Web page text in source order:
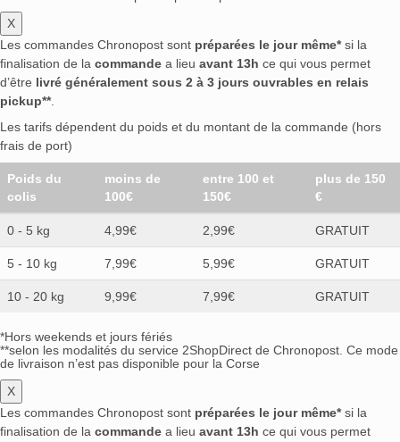
X
Les commandes Chronopost sont préparées le jour même*si la
finalisation de la commande a lieu avant 13h ce qui vous permet
d’être livré généralement sous 2 à 3 jours ouvrables en relais
pickup**.
Les tarifs dépendent du poids et du montant de la commande (hors
frais de port)
Poids du
colis
moins de
100€
entre 100 et
150€
plus de 150
€
0 - 5 kg 4,99€ 2,99€ GRATUIT
5 - 10 kg 7,99€ 5,99€ GRATUIT
10 - 20 kg 9,99€ 7,99€ GRATUIT
*Hors weekends et jours fériés
**selon les modalités du service 2ShopDirect de Chronopost. Ce mode
de livraison n’est pas disponible pour la Corse
X
Les commandes Chronopost sont préparées le jour même*si la
finalisation de la commande a lieu avant 13h ce qui vous permet